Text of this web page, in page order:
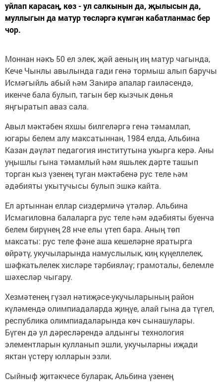
уйлап карасаң, көз - ул салкынын да, җылысын да,
муллыгын да матур төсләргә күмгән кабатланмас бер
чор.
Моннан нәкъ 50 ел элек, җәй аеның иң матур чагында,
Кече Чынлы авылында гади генә тормыш алып баручы
Исмәгыйль абый һәм Заһирә апалар гаиләсендә,
икенче бала булып, тагын бер кызчык дөнья
яңгыратып аваз сала.
Авыл мәктәбен яхшы билгеләргә генә тәмамлап,
югары белем алу максатыннан, 1984 елда, Альбина
Казан дәүләт педагогия институтына укырга керә. Аны
уңышлы гына тәмамлый һәм яшьлек дәрте ташып
торган кыз үзенең туган мәктәбенә рус теле һәм
әдәбияты укытучысы булып эшкә кайта.
Ел артыннан еллар сиздермичә үтәләр. Альбина
Исмагиловна балаларга рус теле һәм әдәбияты буенча
белем бирүнең 28 нче елы үтеп бара. Аның төп
максаты: рус теле фәне аша кешеләрне яратырга
өйрәтү, укучыларында намуслылык, киң күңеллелек,
шәфкатьлелек хисләре тәрбияләү; грамоталы, белемле
шәхесләр чыгару.
Хезмәтенең гүзәл нәтиҗәсе-укучыларының район
күләмендә олимпиадаларда җиңүе, алай гына да түгел,
республика олимпиадаларында көч сынашулары.
Бүген дә ул дәресләрендә алдынгы технология
элементларын кулланып эшли, укучыларны иҗади
яктан үстерү юлларын эзли.
Сыйныф җитәкчесе буларак, Альбина үзенең